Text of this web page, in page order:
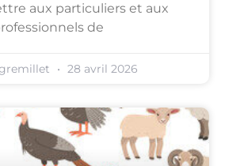
aux particuliers et aux
de
28 avril 2026